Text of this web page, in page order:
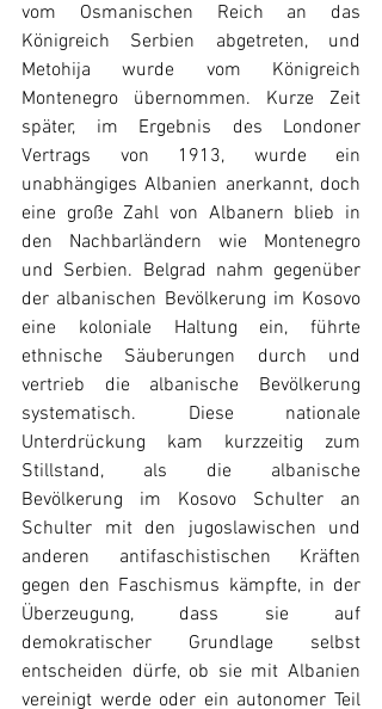
vom Osmanischen Reich an das
Königreich Serbien abgetreten, und
Metohija wurde vom Königreich
Montenegro übernommen. Kurze Zeit
später, im Ergebnis des Londoner
Vertrags von 1913, wurde ein
unabhängiges Albanien anerkannt, doch
eine große Zahl von Albanern blieb in
den Nachbarländern wie Montenegro
und Serbien. Belgrad nahm gegenüber
der albanischen Bevölkerung im Kosovo
eine koloniale Haltung ein, führte
ethnische Säuberungen durch und
vertrieb die albanische Bevölkerung
systematisch. Diese nationale
Unterdrückung kam kurzzeitig zum
Stillstand, als die albanische
Bevölkerung im Kosovo Schulter an
Schulter mit den jugoslawischen und
anderen antifaschistischen Kräften
gegen den Faschismus kämpfte, in der
Überzeugung, dass sie auf
demokratischer Grundlage selbst
entscheiden dürfe, ob sie mit Albanien
vereinigt werde oder ein autonomer Teil